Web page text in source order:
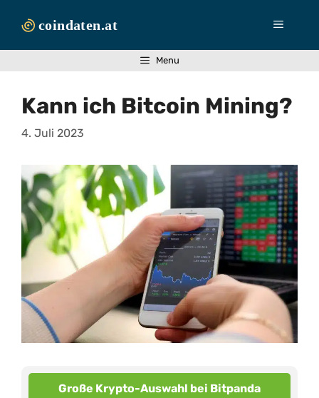
Inhalt
Menü
Menu
Kann ich Bitcoin Mining?
4. Juli 2023
Große Krypto-Auswahl bei Bitpanda